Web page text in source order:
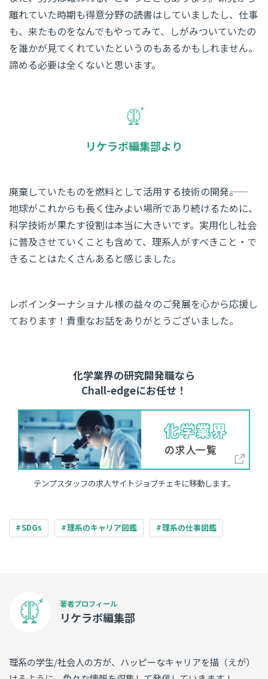
離れていた時期も得意分野の読書はしていましたし、仕事
も、来たものをなんでもやってみて、しがみついていたの
を誰かが見てくれていたというのもあるかもしれません。
諦める必要は全くないと思います。
リケラボ編集部より
廃棄していたものを燃料として活用する技術の開発――。
地球がこれからも長く住みよい場所であり続けるために、
科学技術が果たす役割は本当に大きいです。実用化し社会
に普及させていくことも含めて、理系人がすべきこと・で
きることはたくさんあると感じました。
レボインターナショナル様の益々のご発展を心から応援し
ております！貴重なお話をありがとうございました。
化学業界の研究開発職なら
Chall-edgeにお任せ！
テンプスタッフの求人サイトジョブチェキに移動します。
SDGs 理系のキャリア図鑑 理系の仕事図鑑
リケラボ編集部
理系の学生/社会人の方が、ハッピーなキャリアを描（えが）